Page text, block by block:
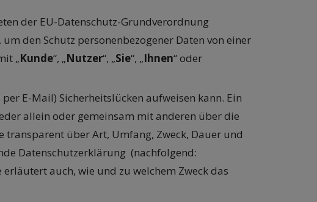
der EU-Datenschutz-Grundverordnung
den Schutz personenbezogener Daten von einer
„Kunde“, „Nutzer“, „Sie“, „Ihnen“ oder
E-Mail) Sicherheitslücken aufweisen kann. Ein
allein oder gemeinsam mit anderen über die
über Art, Umfang, Zweck, Dauer und
Datenschutzerklärung (nachfolgend:
auch, wie und zu welchem Zweck das